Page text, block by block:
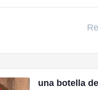
una botella